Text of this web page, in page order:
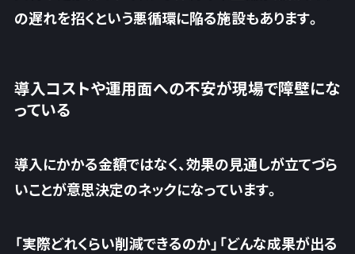
の遅れを招くという悪循環に陥る施設もあります。
導入コストや運用面への不安が現場で障壁にな
っている
導入にかかる金額ではなく、効果の見通しが立てづら
いことが意思決定のネックになっています。
「実際どれくらい削減できるのか」「どんな成果が出る